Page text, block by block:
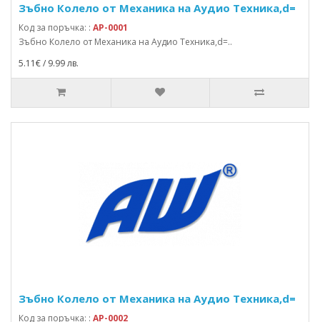
Зъбно Колело от Механика на Аудио Техника,d=
Код за поръчка: : AP-0001
Зъбно Колело от Механика на Аудио Техника,d=..
5.11€ / 9.99 лв.
Зъбно Колело от Механика на Аудио Техника,d=
Код за поръчка: : AP-0002